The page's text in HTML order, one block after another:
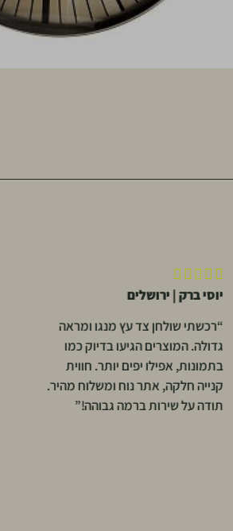


ברק | ירושלים
שולחן צד עץ מנגו ומראה
המוצרים הגיעו בדיוק כמו
אפילו יפים יותר. חווית
חלקה, אתר נוח ומשלוח מהיר.
על שירות ברמה גבוהה!”